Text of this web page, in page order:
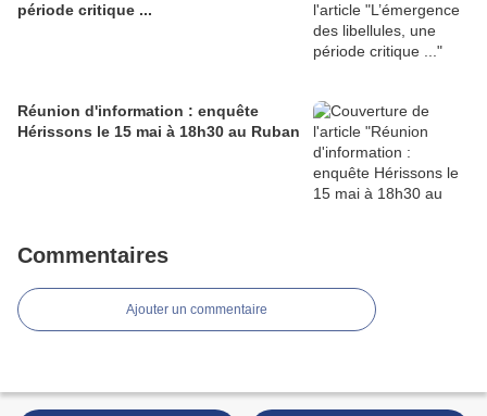
période critique ...
Réunion d'information : enquête
Hérissons le 15 mai à 18h30 au Ruban
Commentaires
Ajouter un commentaire